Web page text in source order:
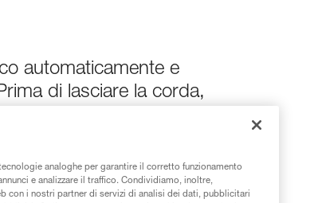
automaticamente e
di lasciare la corda,
in posizione
analoghe per garantire il corretto funzionamento
e analizzare il traffico. Condividiamo, inoltre,
con i nostri partner di servizi di analisi dei dati, pubblicitari